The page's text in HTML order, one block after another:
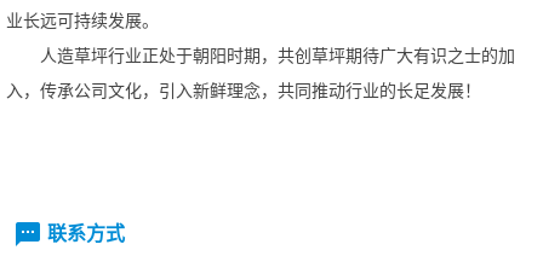
业长远可持续发展。
人造草坪行业正处于朝阳时期，共创草坪期待广大有识之士的加
入，传承公司文化，引入新鲜理念，共同推动行业的长足发展！
联系方式